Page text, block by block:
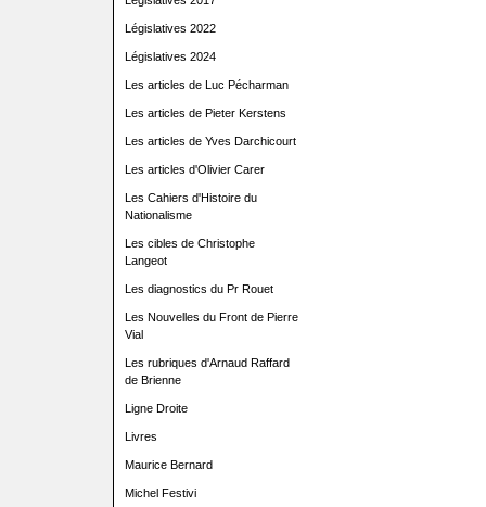
Législatives 2022
Législatives 2024
Les articles de Luc Pécharman
Les articles de Pieter Kerstens
Les articles de Yves Darchicourt
Les articles d'Olivier Carer
Les Cahiers d'Histoire du
Nationalisme
Les cibles de Christophe
Langeot
Les diagnostics du Pr Rouet
Les Nouvelles du Front de Pierre
Vial
Les rubriques d'Arnaud Raffard
de Brienne
Ligne Droite
Livres
Maurice Bernard
Michel Festivi